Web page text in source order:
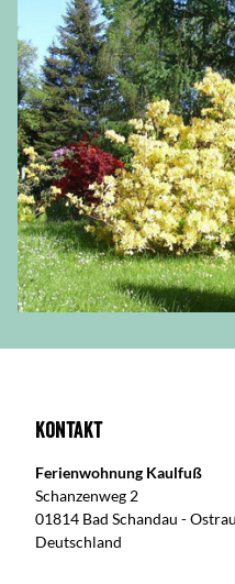
Kontakt
Ferienwohnung Kaulfuß
Schanzenweg 2
01814 Bad Schandau - Ostrau
Deutschland